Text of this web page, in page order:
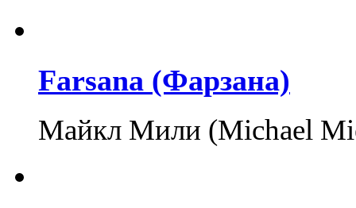
Farsana (Фарзана)
Майкл Мили (Michael